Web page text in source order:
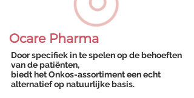
Ocare Pharma
Door specifiek in te spelen op de behoeften
van de patiënten,
biedt het Onkos-assortiment een echt
alternatief op natuurlijke basis.